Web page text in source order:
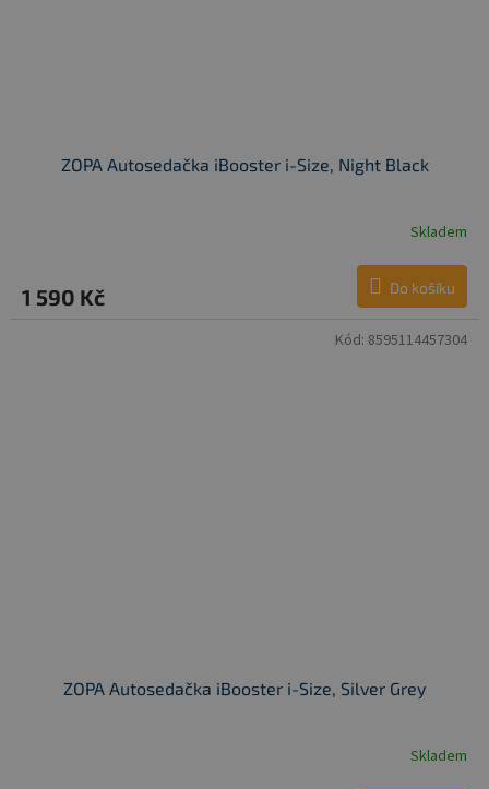
ZOPA Autosedačka iBooster i-Size, Night Black
Skladem
1 590 Kč Do košíku
ZOPA Autosedačka iBooster i-Size, Silver Grey
Skladem
Kód: 8595114457304